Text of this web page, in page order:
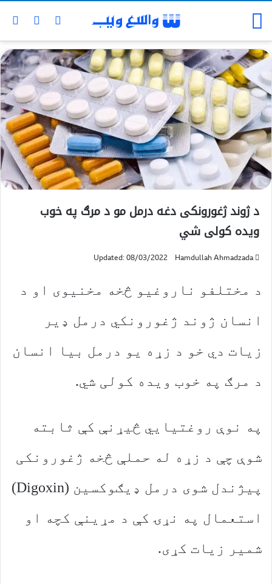
د ژوند ژغورونکی دغه درمل مو د مرګ په خوب
ویده کولی شي
Hamdullah Ahmadzada
Updated: 08/03/2022
د مختلفو ناروغیو څخه مخنیوی او د
انسان ژوند ژغورونکي درمل ډیر
زیات دي خو د زړه یو درمل بیا انسان
د مرګ په خوب ویده کولی شي.
په نوې روغتیايي څیړنې کې ثابته
شوې چې د زړه له حملې څخه ژغورونکی
پیژندل شوی درمل ډیګوکسین (Digoxin)
استعمال په نړۍ کې د مړینې کچه او
شمیر زیات کړی.